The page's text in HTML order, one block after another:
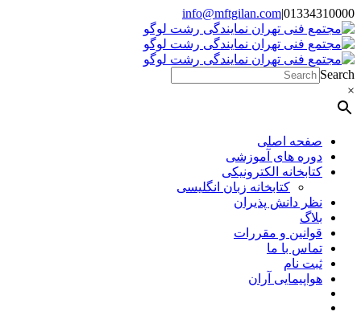
Skip
to
content
01334310000
|
info@mftgilan.com
Instagram
LinkedIn
Search
×
صفحه اصلی
دوره های آموزشی
کتابخانه الکترونیکی
کتابخانه زبان انگلیسی
نظر دانش پذیران
بلاگ
قوانین و مقررات
تماس با ما
ثبت نام
هواپیمایی آران